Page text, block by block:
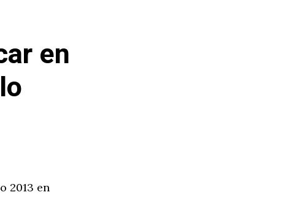
en
2013 en